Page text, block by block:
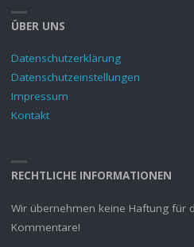
ÜBER UNS
Datenschutzerklärung
Datenschutzeinstellungen
Impressum
Kontakt
RECHTLICHE INFORMATIONEN
Wir übernehmen keine Haftung für
Kommentare!